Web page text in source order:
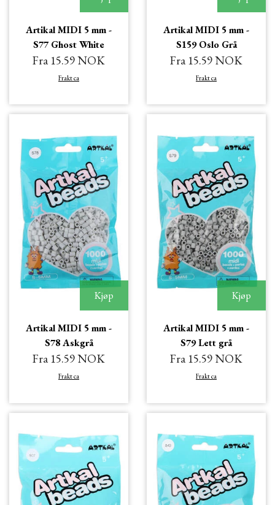
Artikal MIDI 5 mm -
S77 Ghost White
Fra 15.59 NOK
Frakt ca
Artikal MIDI 5 mm -
S159 Oslo Grå
Fra 15.59 NOK
Frakt ca
Kjøp
Artikal MIDI 5 mm -
S78 Askgrå
Fra 15.59 NOK
Frakt ca
Kjøp
Artikal MIDI 5 mm -
S79 Lett grå
Fra 15.59 NOK
Frakt ca